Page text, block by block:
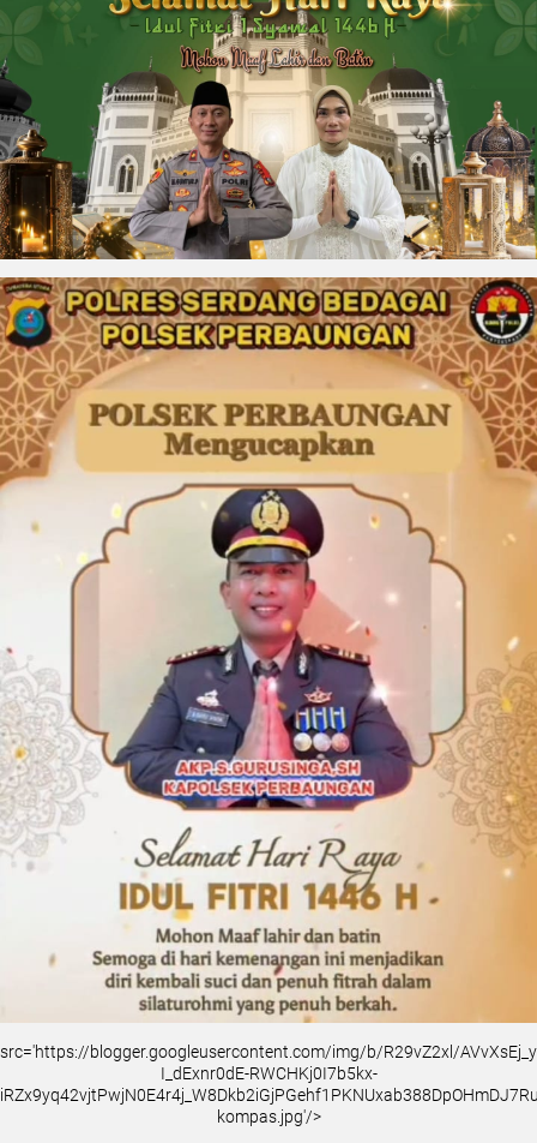
src='https://blogger.googleusercontent.com/img/b/R29vZ2xl/
I_dExnr0dE-RWCHKj0I7b5kx-
kompas.jpg'/>